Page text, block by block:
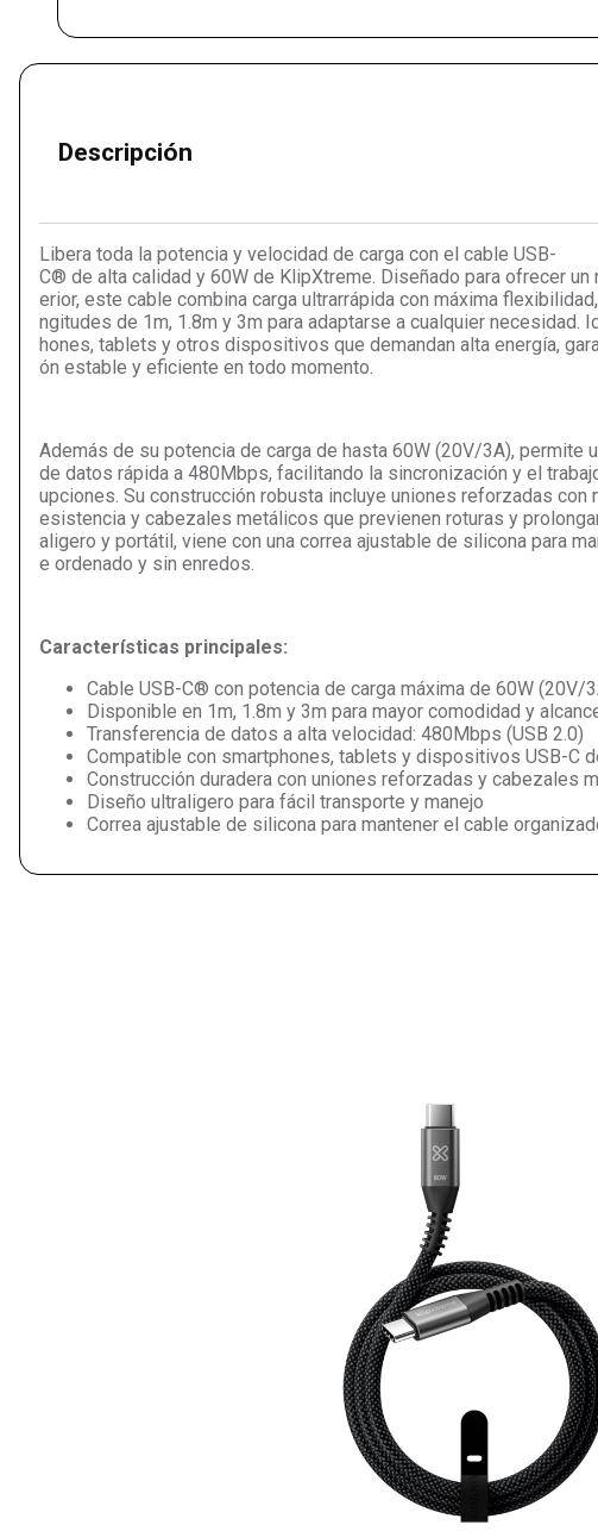
Descripción
Libera toda la potencia y velocidad de carga con el cable USB-
C® de alta calidad y 60W de KlipXtreme. Diseñado para ofrecer un
erior, este cable combina carga ultrarrápida con máxima
ngitudes de 1m, 1.8m y 3m para adaptarse a cualquier necesidad.
hones, tablets y otros dispositivos que demandan alta energía,
ón estable y eficiente en todo momento.
Además de su potencia de carga de hasta 60W (20V/3A), permite
de datos rápida a 480Mbps, facilitando la sincronización y el
upciones. Su construcción robusta incluye uniones reforzadas con
esistencia y cabezales metálicos que previenen roturas y
aligero y portátil, viene con una correa ajustable de silicona para
e ordenado y sin enredos.
Características principales:
Cable USB-C® con potencia de carga máxima de 60W (20V/
Disponible en 1m, 1.8m y 3m para mayor comodidad y
Transferencia de datos a alta velocidad: 480Mbps (USB 2.0)
Compatible con smartphones, tablets y dispositivos USB-C
Construcción duradera con uniones reforzadas y cabezales
Diseño ultraligero para fácil transporte y manejo
Correa ajustable de silicona para mantener el cable